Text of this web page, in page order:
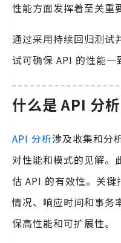
性能方面发挥着至关重
通过采用持续回归测试
试可确保 API 的性能一
什么是 API 分析
API 分析涉及收集和分
对性能和模式的见解。
估 API 的有效性。关键
情况、响应时间和事务
保高性能和可扩展性。